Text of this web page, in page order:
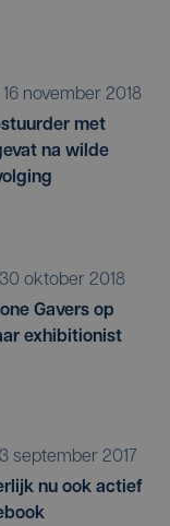
16 november 2018
met
na wilde
30 oktober 2018
Gavers op
exhibitionist
13 september 2017
nu ook actief